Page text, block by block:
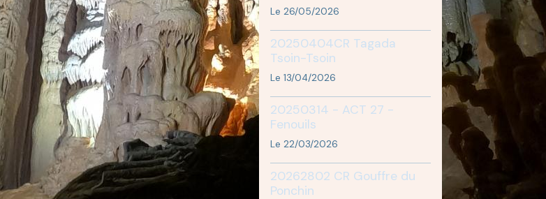
Le 26/05/2026
20250404CR Tagada
Tsoin-Tsoin
Le 13/04/2026
20250314 - ACT 27 -
Fenouils
Le 22/03/2026
20262802 CR Gouffre du
Ponchin